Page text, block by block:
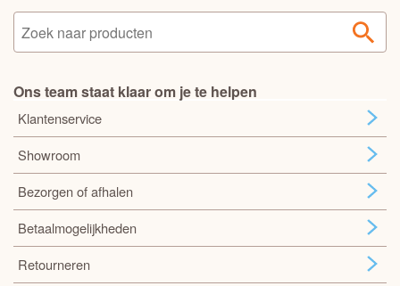
Ons team staat klaar om je te helpen
Klantenservice
Showroom
Bezorgen of afhalen
Betaalmogelijkheden
Retourneren